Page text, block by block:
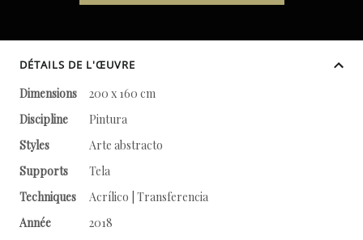
DÉTAILS DE L'ŒUVRE
Dimensions
200 x 160 cm
Discipline
Pintura
Styles
Arte abstracto
Supports
Tela
Techniques
Acrílico | Transferencia
Année
2018